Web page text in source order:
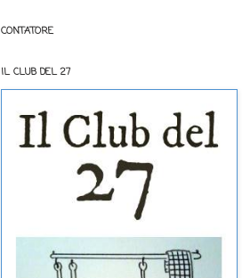
CONTATORE
IL CLUB DEL 27